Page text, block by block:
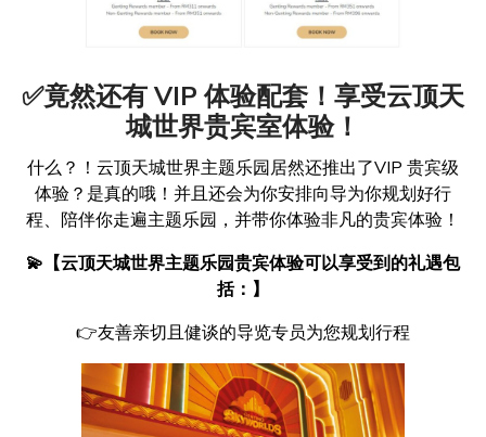
✅竟然还有 VIP 体验配套！享受云顶天
城世界贵宾室体验！
什么？！云顶天城世界主题乐园居然还推出了VIP 贵宾级
体验？是真的哦！并且还会为你安排向导为你规划好行
程、陪伴你走遍主题乐园，并带你体验非凡的贵宾体验！
💫【云顶天城世界主题乐园贵宾体验可以享受到的礼遇包
括：】
👉友善亲切且健谈的导览专员为您规划行程